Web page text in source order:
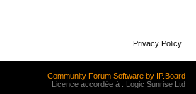
Privacy Policy
Community Forum Software by IP.Board
Licence accordée à : Logic Sunrise Ltd